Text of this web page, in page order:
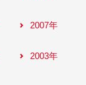
2007年
2003年